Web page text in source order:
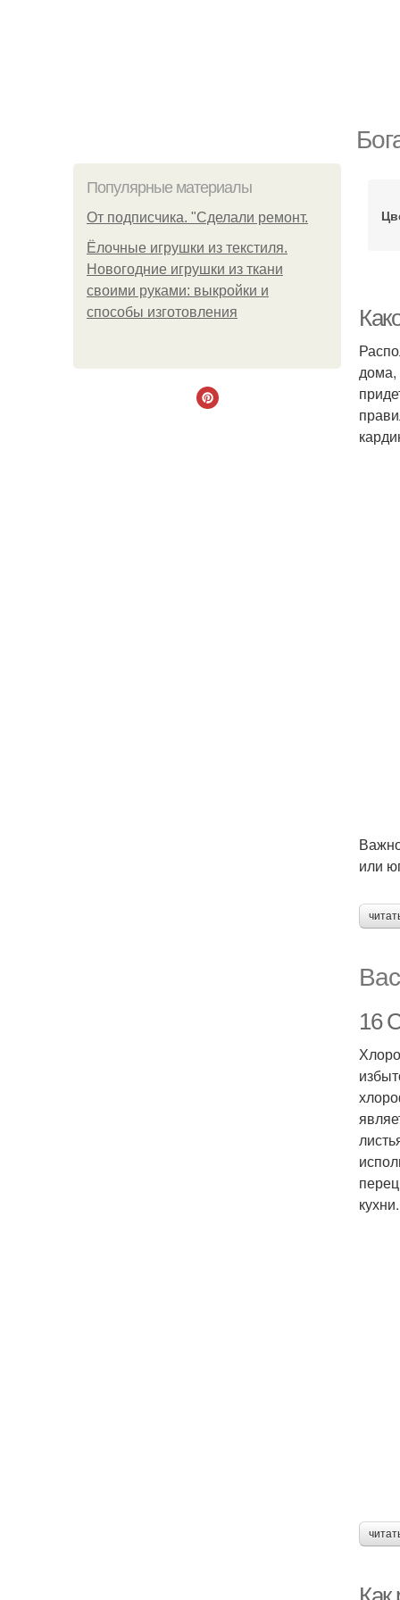
Популярные материалы
От подписчика. "Сделали ремонт.
Ёлочные игрушки из текстиля.
Новогодние игрушки из ткани
своими руками: выкройки и
способы изготовления
дома,
или
16